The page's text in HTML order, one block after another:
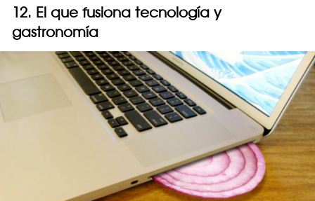
12. El que fusiona tecnología y
gastronomía